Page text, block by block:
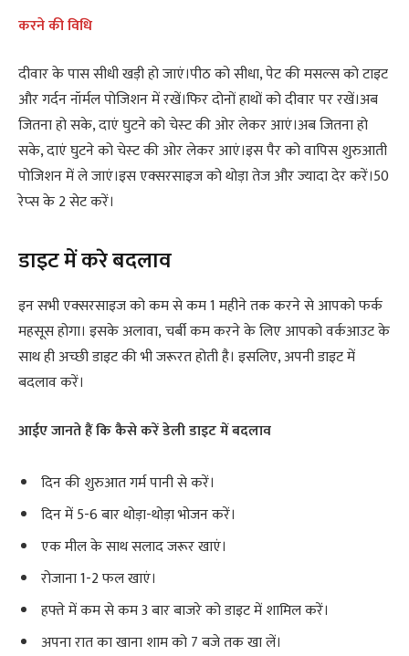
करने की विधि
दीवार के पास सीधी खड़ी हो जाएं।पीठ को सीधा, पेट की मसल्स को टाइट
और गर्दन नॉर्मल पोजिशन में रखें।फिर दोनों हाथों को दीवार पर रखें।अब
जितना हो सके, दाएं घुटने को चेस्‍ट की ओर लेकर आएं।अब जितना हो
सके, दाएं घुटने को चेस्‍ट की ओर लेकर आएं।इस पैर को वापिस शुरुआती
पोजिशन में ले जाएं।इस एक्‍सरसाइज को थोड़ा तेज और ज्यादा देर करें।50
रेप्‍स के 2 सेट करें।
डाइट में करे बदलाव
इन सभी एक्‍सरसाइज को कम से कम 1 महीने तक करने से आपको फर्क
महसूस होगा। इसके अलावा, चर्बी कम करने के लिए आपको वर्कआउट के
साथ ही अच्‍छी डाइट की भी जरूरत होती है। इसलिए, अपनी डाइट में
बदलाव करें।
आईए जानते हैं कि कैसे करें डेली डाइट में बदलाव
दिन की शुरुआत गर्म पानी से करें।
दिन में 5-6 बार थोड़ा-थोड़ा भोजन करें।
एक मील के साथ सलाद जरूर खाएं।
रोजाना 1-2 फल खाएं।
हफ्ते में कम से कम 3 बार बाजरे को डाइट में शामिल करें।
अपना रात का खाना शाम को 7 बजे तक खा लें।